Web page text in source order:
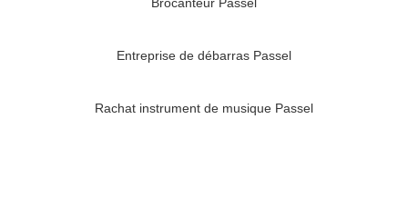
Brocanteur Passel
Entreprise de débarras Passel
Rachat instrument de musique Passel